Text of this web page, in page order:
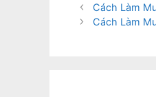
Cách Làm
Cách Làm